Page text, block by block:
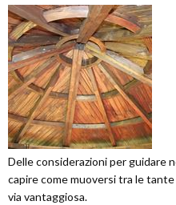
Delle considerazioni per guidare
capire come muoversi tra le
via vantaggiosa.